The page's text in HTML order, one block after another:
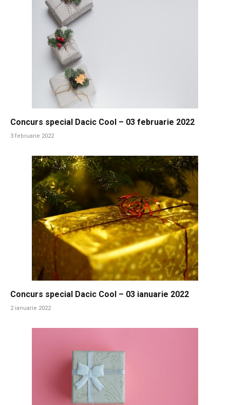
Concurs special Dacic Cool – 03 februarie 2022
3 februarie 2022
Concurs special Dacic Cool – 03 ianuarie 2022
2 ianuarie 2022